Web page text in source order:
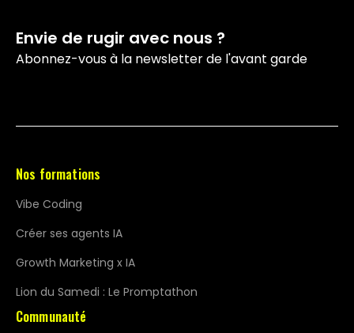
Envie de rugir avec nous ?
Abonnez-vous à la newsletter de l'avant garde
Nos formations
Vibe Coding
Créer ses agents IA
Growth Marketing x IA
Lion du Samedi : Le Promptathon
Communauté